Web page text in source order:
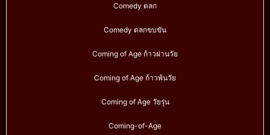
Comedy ตลก
Comedy ตลกขบขัน
Coming of Age ก้าวผ่านวัย
Coming of Age ก้าวพ้นวัย
Coming of Age วัยรุ่น
Coming-of-Age